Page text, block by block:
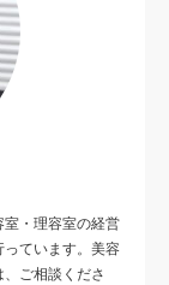
・理容室の経営
ています。美容
ご相談くださ